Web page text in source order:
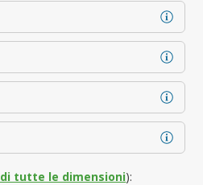
tutte le dimensioni):